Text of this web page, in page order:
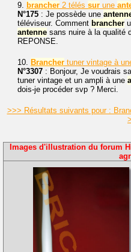
9. brancher 2 télés sur une
N°175 : Je possède une
téléviseur. Comment brancher
antenne sans nuire à la qualité
REPONSE.
10. Brancher tuner vintage à
N°3307 : Bonjour, Je voudrais
tuner vintage et un ampli à une
dois-je procéder svp ? Merci.
>>> Résultats suivants pour :
Images d'illustration du forum